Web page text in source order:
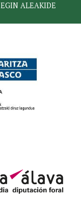
EGIN ALEAKIDE